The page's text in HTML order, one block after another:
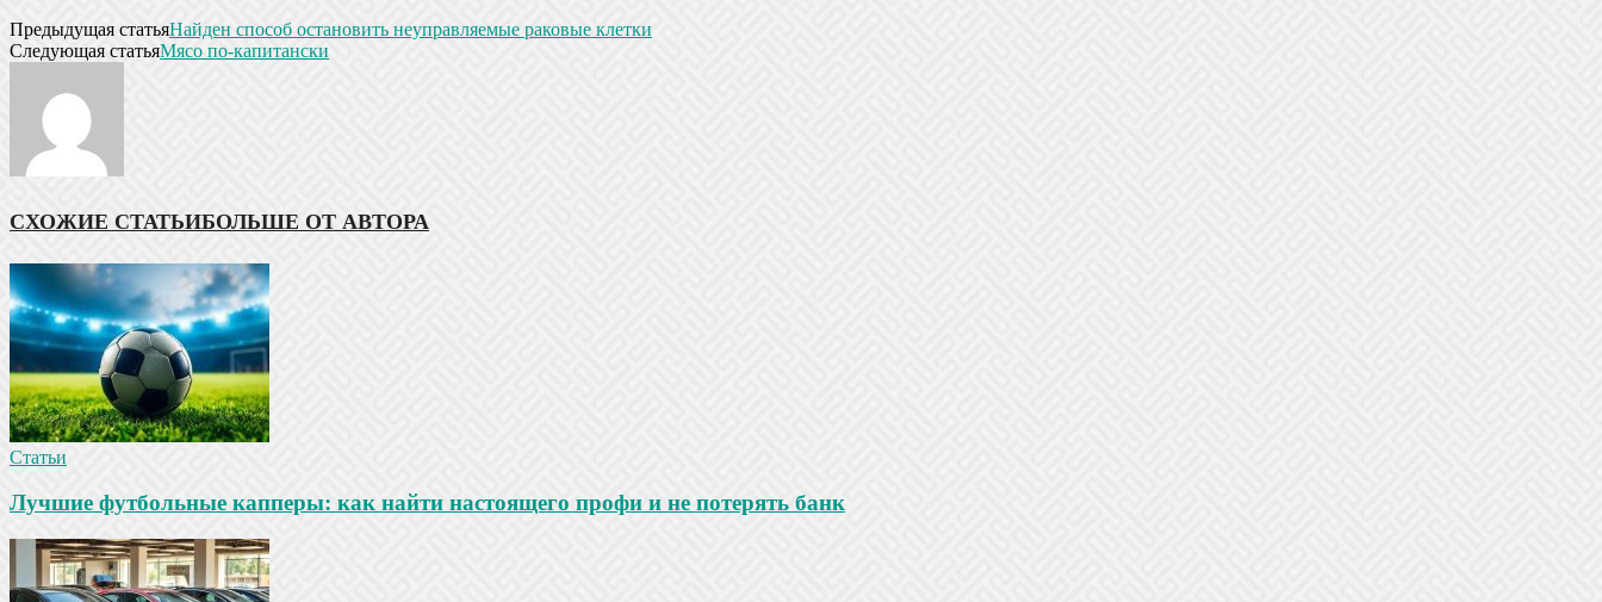
Предыдущая статьяНайден способ остановить неуправляемые раковые клетки
Следующая статьяМясо по-капитански
СХОЖИЕ СТАТЬИБОЛЬШЕ ОТ АВТОРА
Статьи
Лучшие футбольные капперы: как найти настоящего профи и не потерять банк